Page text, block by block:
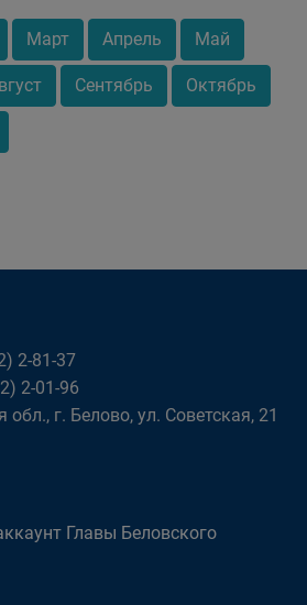
Март Апрель Май
Сентябрь Октябрь
2-81-37
2-01-96
г. Белово, ул. Советская, 21
Главы Беловского